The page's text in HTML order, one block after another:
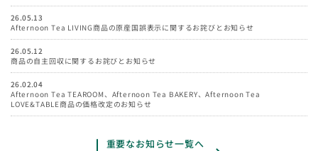
26.05.13
Afternoon Tea LIVING商品の原産国誤表示に関するお詫びとお知らせ
26.05.12
商品の自主回収に関するお詫びとお知らせ
26.02.04
Afternoon Tea TEAROOM、Afternoon Tea BAKERY、Afternoon Tea
LOVE&TABLE商品の価格改定のお知らせ
重要なお知らせ一覧へ